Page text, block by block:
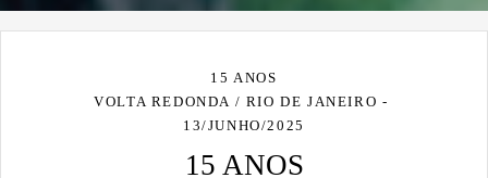
15 ANOS
VOLTA REDONDA / RIO DE JANEIRO
13/JUNHO/2025
15 ANOS